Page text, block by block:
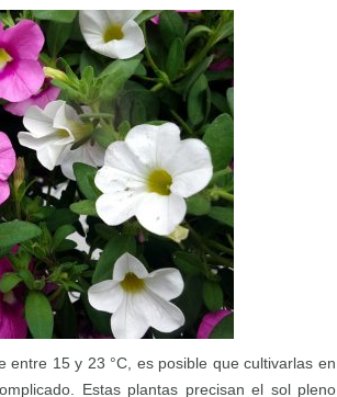
15 y 23 °C, es posible que cultivarlas en
Estas plantas precisan el sol pleno